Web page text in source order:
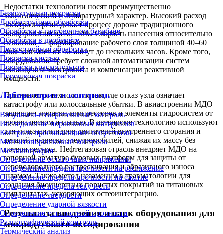
Безвоздушная покраска
Дробеструйная обработка
Обработка в галтовочном барабане
Обработка в дробемёте
Пескоструйная обработка
Покраска кистью
Покраска краскопультом
Порошковая покраска
Лаборатория и контроль
Визуально-измерительный контроль
Исследование порошковых материалов
Контроль проникающими веществами
Магнитопорошковый контроль
Металлография
Определение остаточных напряжений
Определение предела прочности на растяжение
Определение предела прочности на сжатие
Определение предела текучести
Определение твердости
Определение ударной вязкости
Определение усталостной прочности
Радиографический контроль
Термический анализ
Недостатки технологии носят преимущественно
экономический и аппаратурный характер. Высокий расход
электроэнергии делает процесс дороже традиционного
анодирования на 30–40%. Скорость нанесения относительно
невысока — формирование рабочего слоя толщиной 40–60
мкм занимает от 40 минут до нескольких часов. Кроме того,
оборудование требует сложной автоматизации систем
охлаждения электролита и компенсации реактивной
мощности.
Применяется технология там, где отказ узла означает
катастрофу или колоссальные убытки. В авиастроении МДО
защищает лопатки компрессоров и элементы гидросистем от
эрозии песком и пылью. В автопроме технологию используют
для гильз цилиндров двигателей внутреннего сгорания и
деталей подвески электромобилей, снижая их массу без
потери ресурса. Нефтегазовая отрасль внедряет МДО на
запорной арматуре буровых платформ для защиты от
сероводородного растрескивания и абразивного износа
шламом. Также метод незаменим в травматологии для
создания биоинертных пористых покрытий на титановых
имплантатах, ускоряющих остеоинтеграцию.
Результаты внедрения и парк оборудования для
микродугового оксидирования